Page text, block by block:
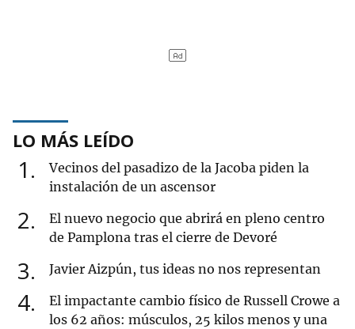
LO MÁS LEÍDO
1
Vecinos del pasadizo de la Jacoba piden la
instalación de un ascensor
2
El nuevo negocio que abrirá en pleno centro
de Pamplona tras el cierre de Devoré
3 Javier Aizpún, tus ideas no nos representan
4
El impactante cambio físico de Russell Crowe a
los 62 años: músculos, 25 kilos menos y una